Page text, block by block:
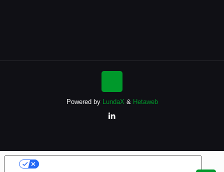
Powered by LundaX & Hetaweb
Le tue preferenze relative alla privacy